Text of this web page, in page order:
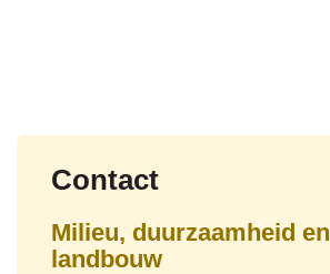
Contact
Milieu, duurzaamheid en
landbouw